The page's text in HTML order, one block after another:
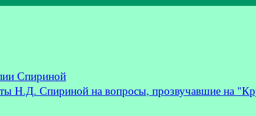
Спириной
Спириной на вопросы, прозвучавшие на